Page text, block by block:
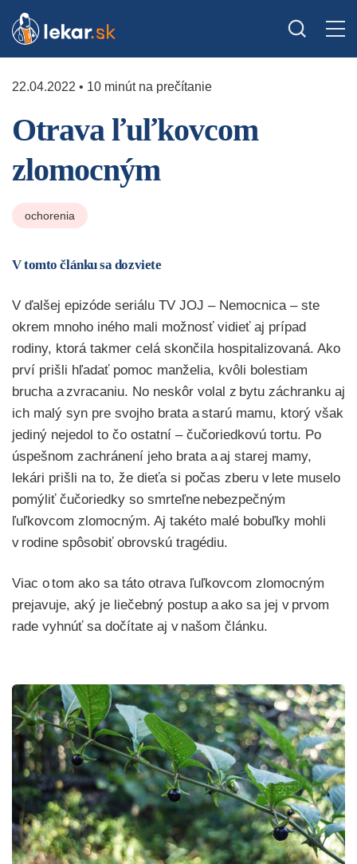
22.04.2022 • 10 minút na prečítanie
Otrava ľuľkovcom
zlomocným
ochorenia
V tomto článku sa dozviete
V ďalšej epizóde seriálu TV JOJ – Nemocnica– ste
okrem mnoho iného mali možnosťvidieť aj prípad
rodiny, ktorá takmer celá skončila hospitalizovaná. Ako
prví prišli hľadať pomoc manželia, kvôli bolestiam
brucha a zvracaniu. No neskôr volal z bytu záchranku aj
ich malý syn pre svojho brata a starú mamu, ktorý však
jediný nejedol to čo ostatní – čučoriedkovú tortu. Po
úspešnom zachránení jeho brata a aj starej mamy,
lekári prišli na to, že dieťa si počas zberu v lete muselo
pomýliť čučoriedky so smrteľne nebezpečným
ľuľkovcom zlomocným. Aj takéto malé bobuľky mohli
v rodine spôsobiť obrovskú tragédiu.
Viac o tom ako sa táto otrava ľuľkovcom zlomocným
prejavuje, aký je liečebný postup a ako sa jej v prvom
rade vyhnúť sa dočítate aj v našom článku.